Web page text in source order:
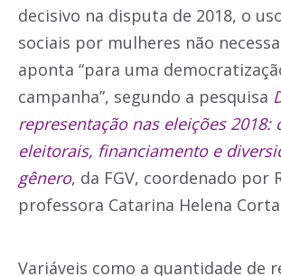
decisivo na disputa de 2018, o
sociais por mulheres não
aponta “para uma
campanha”, segundo a pesquisa
representação nas eleições 2018:
eleitorais, financiamento e
gênero, da FGV, coordenado por
professora Catarina Helena
Variáveis como a quantidade de